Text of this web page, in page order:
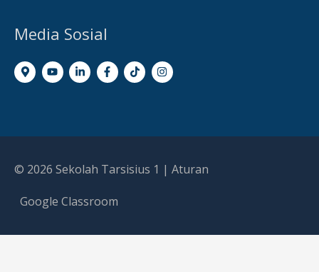
Media Sosial
© 2026 Sekolah Tarsisius 1 | Aturan
Google Classroom